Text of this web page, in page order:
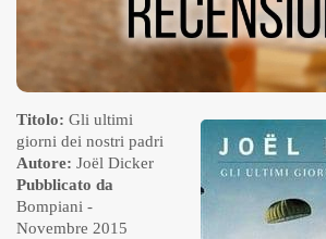
Titolo: Gli ultimi
giorni dei nostri padri
Autore: Joël Dicker
Pubblicato da
Bompiani -
Novembre 2015